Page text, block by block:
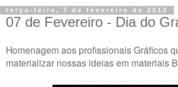
terça-feira, 7 de fevereiro de 2012
07 de Fevereiro - Dia do
Homenagem aos profissionais Gráficos
materializar nossas ideias em materiais